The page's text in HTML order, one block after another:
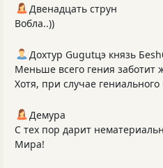
Двенадцать струн
Вобла..))
Дохтур Gugutцэ князь
Меньше всего гения заботит
Хотя, при случае
Демура
С тех пор дарит
Мира!